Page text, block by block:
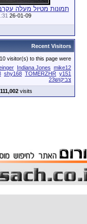
תמונות מטיול מעלה
26-01-09
Recent Visitors
visitor(s) to this page were:
Indiana Jones mike12
shy168 TOMERZHR y151
צביקוש23
111,002 visits